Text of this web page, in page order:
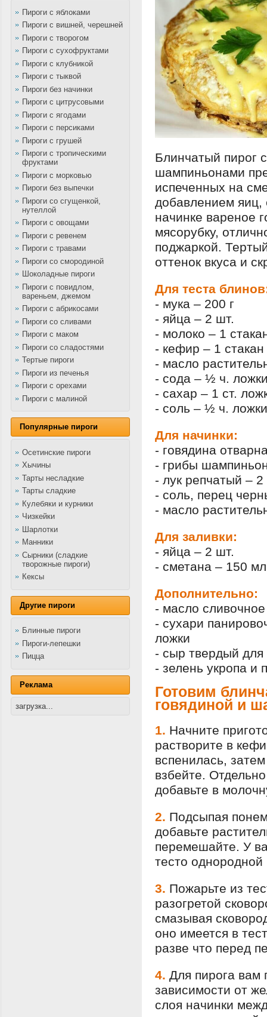
Пироги с яблоками
Пироги с вишней, черешней
Пироги с творогом
Пироги с сухофруктами
Пироги с клубникой
Пироги с тыквой
Пироги без начинки
Пироги с цитрусовыми
Пироги с ягодами
Пироги с персиками
Пироги с грушей
Пироги с тропическими
фруктами
Пироги с морковью
Пироги без выпечки
Пироги со сгущенкой,
нутеллой
Пироги с овощами
Пироги с ревенем
Пироги с травами
Пироги со смородиной
Шоколадные пироги
Пироги с повидлом,
вареньем, джемом
Пироги с абрикосами
Пироги со сливами
Пироги с маком
Пироги со сладостями
Тертые пироги
Пироги из печенья
Пироги с орехами
Пироги с малиной
Популярные пироги
Осетинские пироги
Хычины
Тарты несладкие
Тарты сладкие
Кулебяки и курники
Чизкейки
Шарлотки
Манники
Сырники (сладкие
творожные пироги)
Кексы
Другие пироги
Блинные пироги
Пироги-лепешки
Пицца
Реклама
загрузка...
Блинчатый пирог
шампиньонами
испеченных на
добавлением яиц,
начинке вареное
мясорубку,
поджаркой.
оттенок вкуса и
Для теста
- мука – 200 г
- яйца – 2 шт.
- молоко – 1
- кефир – 1
- масло
- сода – ½ ч.
- сахар – 1 ст.
- соль – ½ ч. ложки
Для начинки:
- говядина
- грибы
- лук репчатый –
- соль, перец
- масло
Для заливки:
- яйца – 2 шт.
- сметана – 150 мл
Дополнительно:
- масло
- сухари
ложки
- сыр твердый для
- зелень укропа и
Готовим
говядиной и
1. Начните
растворите в
вспенилась,
взбейте.
добавьте в
2. Подсыпая
добавьте
перемешайте. У
тесто однородной
3. Пожарьте из
разогретой
смазывая
оно имеется в
разве что перед
4. Для пирога вам
зависимости от
слоя начинки